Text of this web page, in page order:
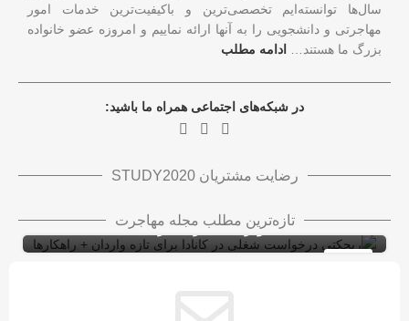
سال‌ها توانسته‌ایم تخصصی‌ترین و باکیفیت‌ترین خدمات امور
مهاجرتی و دانشجویی را به آنها ارائه نماییم و امروزه عضو خانواده
بزرگ ما هستند… ادامه مطلب
در شبکه‌های اجتماعی همراه ما باشید:
رضایت مشتریان STUDY2020
ویزای کار
ویزای کاری کانادا با LMIA
تازه‌ترین مطلب مجله مهاجرت
واردان + راهکارها